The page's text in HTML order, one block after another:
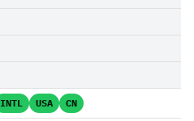
INTL USA CN